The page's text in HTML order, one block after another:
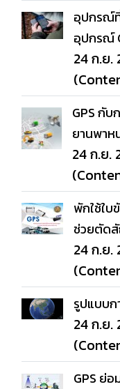
อุปกรณ์
อุปกรณ์
24 ก.ย.
GPS กั
ยานพาห
24 ก.ย.
พักใช้ใ
ช่วยตัด
24 ก.ย.
รูปแบบก
24 ก.ย.
GPS ย่